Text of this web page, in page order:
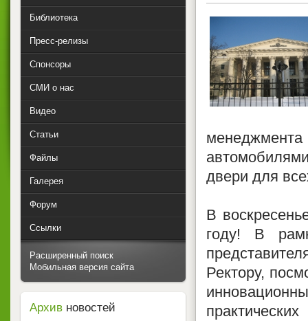
менеджмента
двери для
В
году! В
Ректору,
Библиотека
Пресс-релизы
Спонсоры
СМИ о нас
Видео
Статьи
Файлы
Галерея
Форум
Ссылки
Расширенный поиск
Мобильная версия сайта
Архив новостей